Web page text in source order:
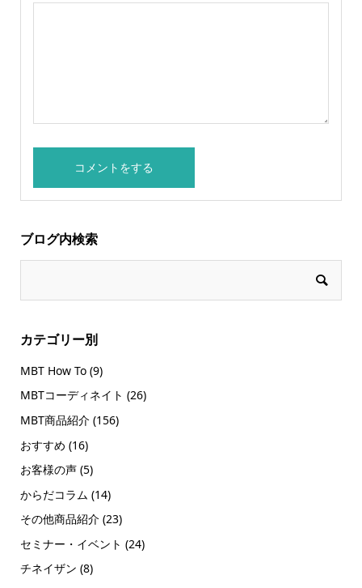
ブログ内検索
カテゴリー別
MBT How To(9)
MBTコーディネイト (26)
MBT商品紹介(156)
おすすめ (16)
お客様の声(5)
からだコラム (14)
その他商品紹介(23)
セミナー・イベント (24)
チネイザン (8)